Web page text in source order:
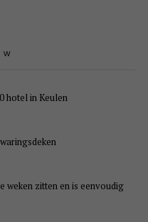
hotel in Keulen
weken zitten en is eenvoudig